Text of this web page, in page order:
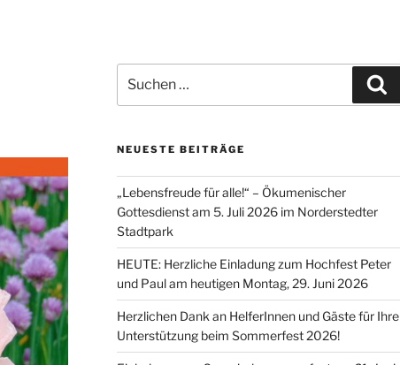
nach:
NEUESTE BEITRÄGE
„Lebensfreude für alle!“ – Ökumenischer
Gottesdienst am 5. Juli 2026 im Norderstedter
Stadtpark
HEUTE: Herzliche Einladung zum Hochfest Peter
und Paul am heutigen Montag, 29. Juni 2026
Herzlichen Dank an HelferInnen und Gäste für Ihre
Unterstützung beim Sommerfest 2026!